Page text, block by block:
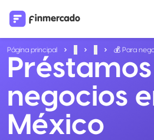
Página principal 💰 Para
negocios
México